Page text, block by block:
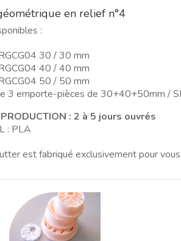
en relief n°4
:
30 / 30 mm
40 / 40 mm
50 / 50 mm
3 emporte-pièces de 30+40+50mm /
: 2 à 5 jours ouvrés
: PLA
est fabriqué exclusivement pour vous